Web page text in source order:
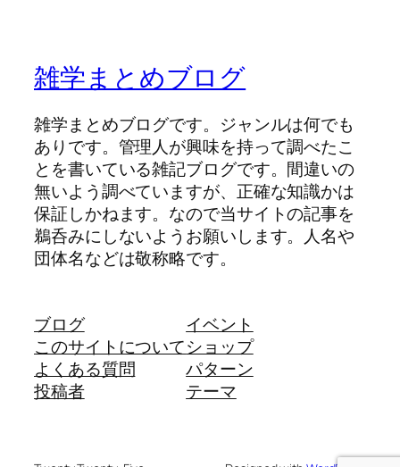
雑学まとめブログ
雑学まとめブログです。ジャンルは何でも
ありです。管理人が興味を持って調べたこ
とを書いている雑記ブログです。間違いの
無いよう調べていますが、正確な知識かは
保証しかねます。なので当サイトの記事を
鵜呑みにしないようお願いします。人名や
団体名などは敬称略です。
ブログ
このサイトについて
よくある質問
投稿者
イベント
ショップ
パターン
テーマ